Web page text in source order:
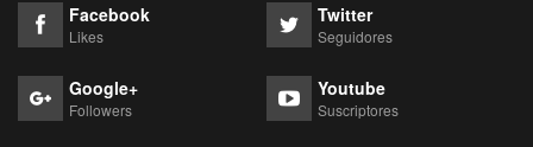
Facebook
Likes
Twitter
Seguidores
Google+
Followers
Youtube
Suscriptores